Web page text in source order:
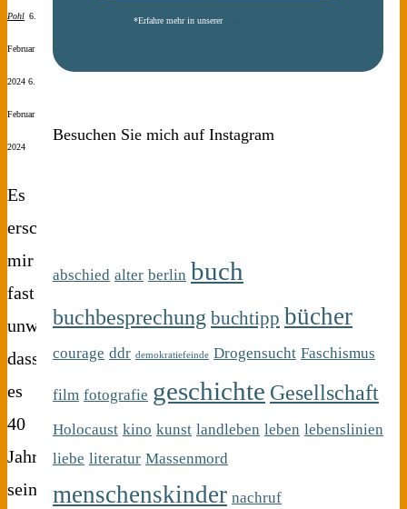
Pohl 6.
Februar
2024 6.
Februar
2024
Es
erscheint
mir
fast
unwirklich,
dass
es
40
Jahre
sein
*Erfahre mehr in unserer
Besuchen Sie mich auf Instagram
abschied alter berlin buch
buchbesprechung buchtipp bücher
courage ddr demokratiefeinde Drogensucht Faschismus
film fotografie geschichte Gesellschaft
Holocaust kino kunst landleben leben lebenslinien
liebe literatur Massenmord
menschenskinder nachruf